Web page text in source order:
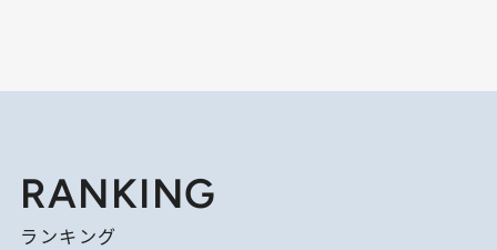
RANKING
ランキング